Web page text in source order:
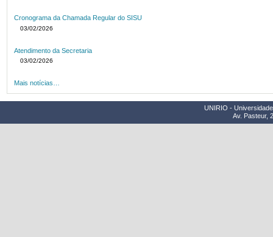
Cronograma da Chamada Regular do SISU
03/02/2026
Atendimento da Secretaria
03/02/2026
Mais notícias…
UNIRIO -
Av. Pasteur,